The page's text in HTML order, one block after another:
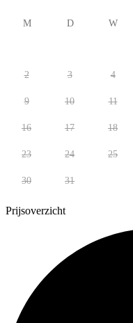
M D W
2 3 4
9 10 11
16 17 18
23 24 25
30 31
Prijsoverzicht